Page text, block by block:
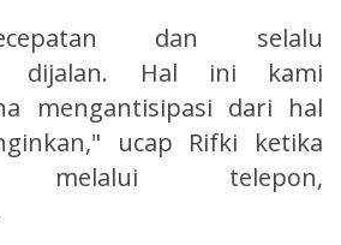
dan selalu
dijalan. Hal ini kami
mengantisipasi dari hal
ucap Rifki ketika
melalui telepon,